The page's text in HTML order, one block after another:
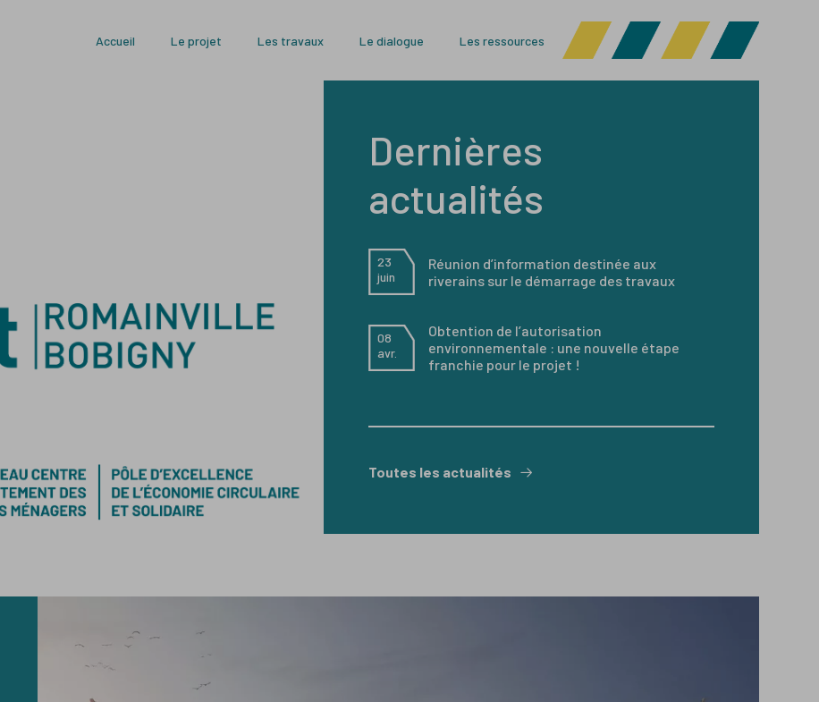
Accueil Le projet Les travaux Le dialogue Les ressources
Dernières
actualités
23
juin
Réunion d’information destinée aux
riverains sur le démarrage des travaux
08
avr.
Obtention de l’autorisation
environnementale : une nouvelle étape
franchie pour le projet !
Toutes les actualités